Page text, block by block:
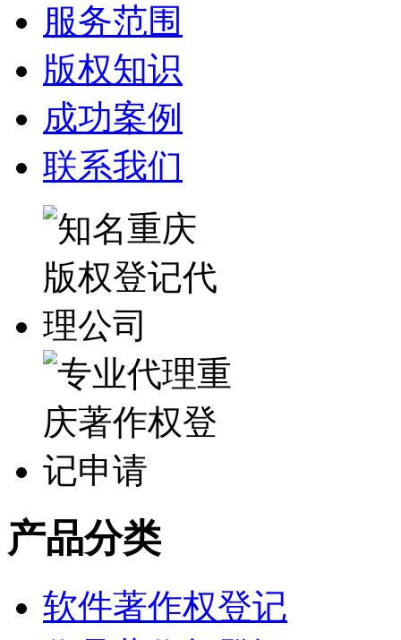
服务范围
版权知识
成功案例
联系我们
产品分类
软件著作权登记